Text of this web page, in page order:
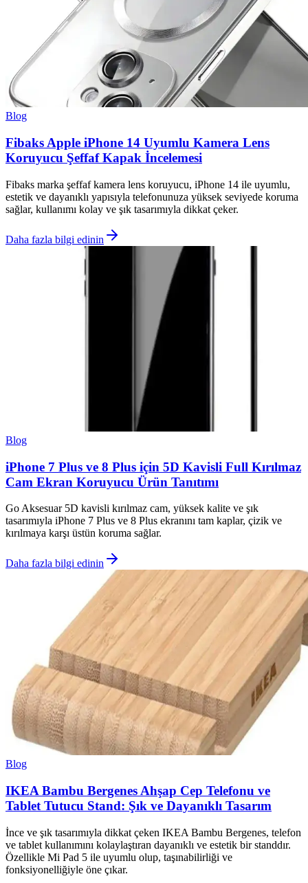
Blog
Fibaks Apple iPhone 14 Uyumlu Kamera Lens
Koruyucu Şeffaf Kapak İncelemesi
Fibaks marka şeffaf kamera lens koruyucu, iPhone 14 ile uyumlu,
estetik ve dayanıklı yapısıyla telefonunuza yüksek seviyede koruma
sağlar, kullanımı kolay ve şık tasarımıyla dikkat çeker.
Daha fazla bilgi edinin
Blog
iPhone 7 Plus ve 8 Plus için 5D Kavisli Full Kırılmaz
Cam Ekran Koruyucu Ürün Tanıtımı
Go Aksesuar 5D kavisli kırılmaz cam, yüksek kalite ve şık
tasarımıyla iPhone 7 Plus ve 8 Plus ekranını tam kaplar, çizik ve
kırılmaya karşı üstün koruma sağlar.
Daha fazla bilgi edinin
Blog
IKEA Bambu Bergenes Ahşap Cep Telefonu ve
Tablet Tutucu Stand: Şık ve Dayanıklı Tasarım
İnce ve şık tasarımıyla dikkat çeken IKEA Bambu Bergenes, telefon
ve tablet kullanımını kolaylaştıran dayanıklı ve estetik bir standdır.
Özellikle Mi Pad 5 ile uyumlu olup, taşınabilirliği ve
fonksiyonelliğiyle öne çıkar.